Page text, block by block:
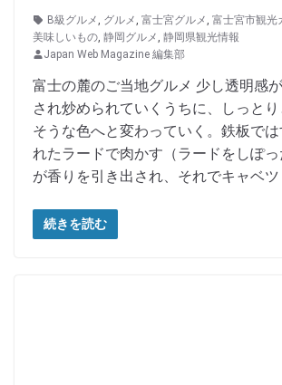
B級グルメ, グルメ, 富士宮グルメ, 富士宮市観光
美味しいもの, 静岡グルメ, 静岡県観光情報
Japan Web Magazine 編集部
富士の麓のご当地グルメ 少し透明感
され炒められていくうちに、しっと
そうな色へと変わっていく。鉄板で
れたラードで肉かす（ラードをしぽっ
が香りを引き出され、それでキャベツ
続きを読む